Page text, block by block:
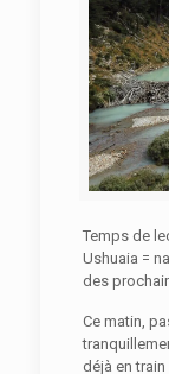
Temps de
Ushuaia =
des
Ce matin,
déjà en